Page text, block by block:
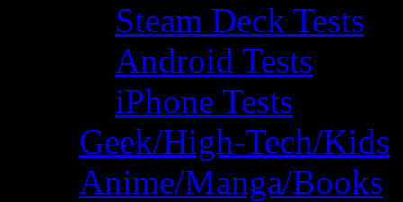
Steam Deck Tests
Android Tests
iPhone Tests
Geek/High-Tech/Kids
Anime/Manga/Books